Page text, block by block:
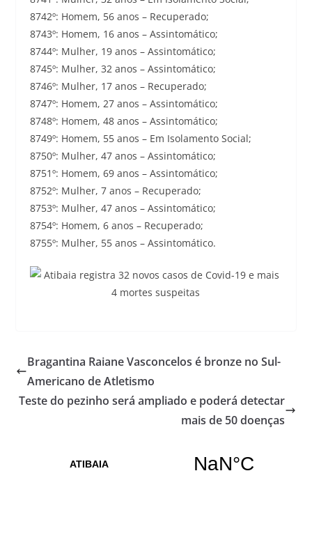
8742º: Homem, 56 anos – Recuperado;
8743º: Homem, 16 anos – Assintomático;
8744º: Mulher, 19 anos – Assintomático;
8745º: Mulher, 32 anos – Assintomático;
8746º: Mulher, 17 anos – Recuperado;
8747º: Homem, 27 anos – Assintomático;
8748º: Homem, 48 anos – Assintomático;
8749º: Homem, 55 anos – Em Isolamento Social;
8750º: Mulher, 47 anos – Assintomático;
8751º: Homem, 69 anos – Assintomático;
8752º: Mulher, 7 anos – Recuperado;
8753º: Mulher, 47 anos – Assintomático;
8754º: Homem, 6 anos – Recuperado;
8755º: Mulher, 55 anos – Assintomático.
Bragantina Raiane Vasconcelos é bronze no Sul-
Americano de Atletismo
Teste do pezinho será ampliado e poderá detectar
mais de 50 doenças